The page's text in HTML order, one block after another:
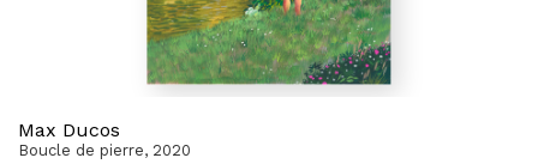
Max Ducos
Boucle de pierre, 2020